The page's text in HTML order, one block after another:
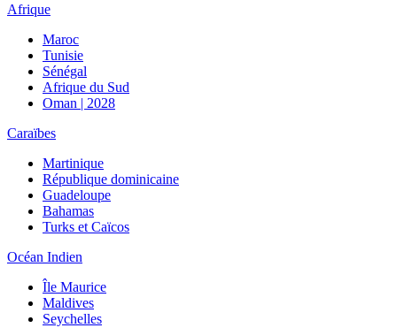
Afrique
Maroc
Tunisie
Sénégal
Afrique du Sud
Oman | 2028
Caraïbes
Martinique
République dominicaine
Guadeloupe
Bahamas
Turks et Caïcos
Océan Indien
Île Maurice
Maldives
Seychelles